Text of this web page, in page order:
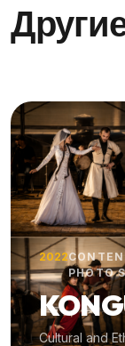
2022
PHOTO
Cultural and